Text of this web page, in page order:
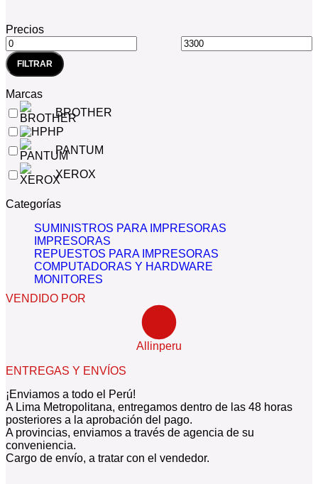
Precios
FILTRAR
Marcas
BROTHER
HP
PANTUM
XEROX
Categorías
SUMINISTROS PARA IMPRESORAS
IMPRESORAS
REPUESTOS PARA IMPRESORAS
COMPUTADORAS Y HARDWARE
MONITORES
VENDIDO POR
Allinperu
ENTREGAS Y ENVÍOS
¡Enviamos a todo el Perú!
A Lima Metropolitana, entregamos dentro de las 48 horas
posteriores a la aprobación del pago.
A provincias, enviamos a través de agencia de su
conveniencia.
Cargo de envío, a tratar con el vendedor.